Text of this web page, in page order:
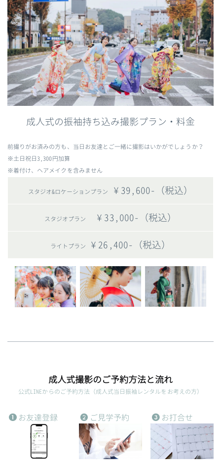
成人式の振袖持ち込み撮影プラン・料金
前撮りがお済みの方も、当日お友達とご一緒に撮影はいかがでしょうか？
※土日祝日3,300円加算
※着付け、ヘアメイクを含みません
スタジオ&ロケーションプラン ¥39,600-（税込）
スタジオプラン ¥33,000-（税込）
ライトプラン ¥26,400-（税込）
成人式撮影のご予約方法と流れ
公式LINEからのご予約方法（成人式当日振袖レンタルをお考えの方）
お友達登録 ご見学予約 お打合せ